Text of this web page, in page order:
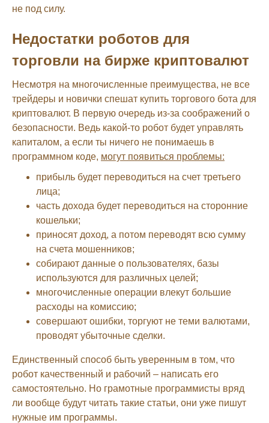
не под силу.
Недостатки роботов для
торговли на бирже криптовалют
Несмотря на многочисленные преимущества, не все
трейдеры и новички спешат купить торгового бота для
криптовалют. В первую очередь из-за соображений о
безопасности. Ведь какой-то робот будет управлять
капиталом, а если ты ничего не понимаешь в
программном коде, могут появиться проблемы:
прибыль будет переводиться на счет третьего
лица;
часть дохода будет переводиться на сторонние
кошельки;
приносят доход, а потом переводят всю сумму
на счета мошенников;
собирают данные о пользователях, базы
используются для различных целей;
многочисленные операции влекут большие
расходы на комиссию;
совершают ошибки, торгуют не теми валютами,
проводят убыточные сделки.
Единственный способ быть уверенным в том, что
робот качественный и рабочий – написать его
самостоятельно. Но грамотные программисты вряд
ли вообще будут читать такие статьи, они уже пишут
нужные им программы.